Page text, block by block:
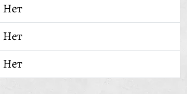
Нет
Нет
Нет